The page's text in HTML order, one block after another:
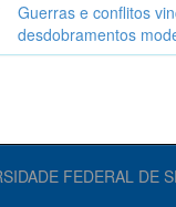
Guerras e conflitos
desdobramentos
FEDERAL DE